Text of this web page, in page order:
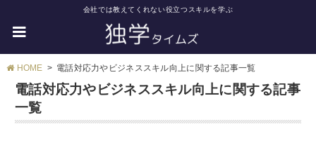
会社では教えてくれない役立つスキルを学ぶ
HOME 電話対応力やビジネススキル向上に関する記事一覧
電話対応力やビジネススキル向上に関する記事
一覧